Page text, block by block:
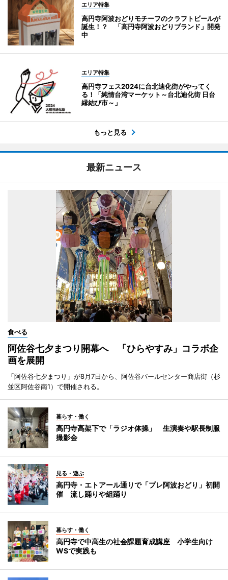
エリア特集
高円寺阿波おどりモチーフのクラフトビールが
誕生！？ 「高円寺阿波おどりブランド」開発
中
エリア特集
高円寺フェス2024に台北迪化街がやってく
る！「純情台湾マーケット～台北迪化街 日台
縁結び市～」
もっと見る
最新ニュース
食べる
阿佐谷七夕まつり開幕へ 「ひらやすみ」コラボ企
画を展開
「阿佐谷七夕まつり」が8月7日から、阿佐谷パールセンター商店街（杉
並区阿佐谷南1）で開催される。
暮らす・働く
高円寺高架下で「ラジオ体操」 生演奏や駅長制服
撮影会
見る・遊ぶ
高円寺・エトアール通りで「プレ阿波おどり」初開
催 流し踊りや組踊り
暮らす・働く
高円寺で中高生の社会課題育成講座 小学生向け
WSで実践も